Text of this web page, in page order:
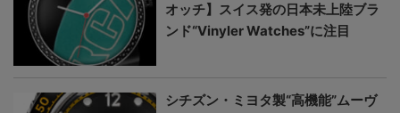
オッチ】スイス発の日本未上陸ブラ
ンド“Vinyler Watches”に注目
シチズン・ミヨタ製“高機能”ムーヴ